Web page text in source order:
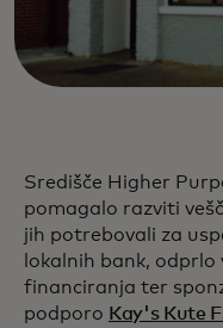
Središče Higher
pomagalo razviti
jih potrebovali za
lokalnih bank,
financiranja ter
podporo Kay's Kute